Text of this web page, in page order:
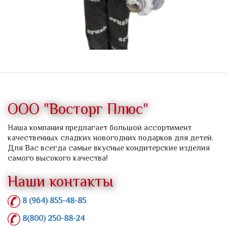
ООО "Восторг Плюс"
Наша компания предлагает большой ассортимент
качественных сладких новогодних подарков для детей.
Для Вас всегда самые вкусные кондитерские изделия
самого высокого качества!
Наши контакты
8 (964) 855-48-85
8(800) 250-88-24